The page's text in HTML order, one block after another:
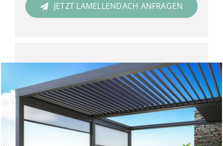
JETZT LAMELLENDACH ANFRAGEN